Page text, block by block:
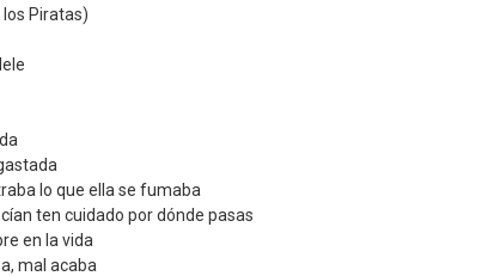
Piratas)
lo que ella se fumaba
ten cuidado por dónde pasas
en la vida
mal acaba